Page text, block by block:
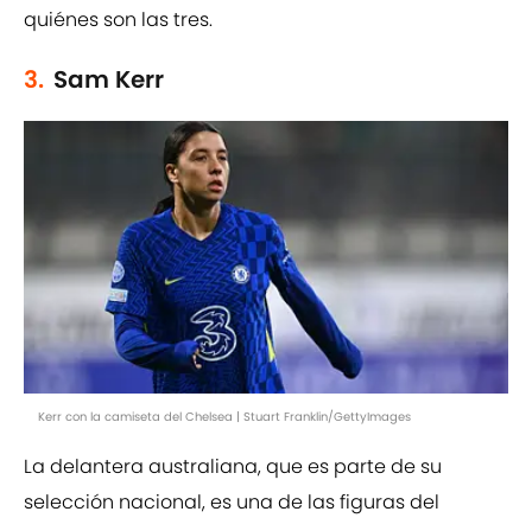
quiénes son las tres.
3. Sam Kerr
Kerr con la camiseta del Chelsea | Stuart Franklin/GettyImages
La delantera australiana, que es parte de su
selección nacional, es una de las figuras del